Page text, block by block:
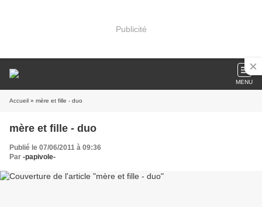
Publicité
MENU
Accueil » mère et fille - duo
mère et fille - duo
Publié le 07/06/2011 à 09:36
Par -papivole-